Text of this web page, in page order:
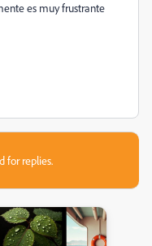
es muy frustrante
for replies.